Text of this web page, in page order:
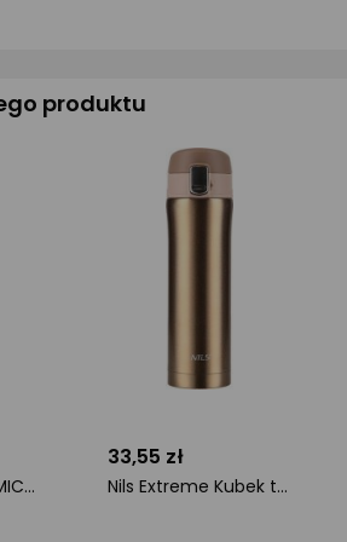
produktu
Hi-Tec KUBKI TERMICZNE WHIP 400ml FOGGY FOREST ONE SIZE
33,55 zł
Nils Extreme Kubek termiczny turystyczny Nils NCB10 termos stal nierdzewna złoty 430ml